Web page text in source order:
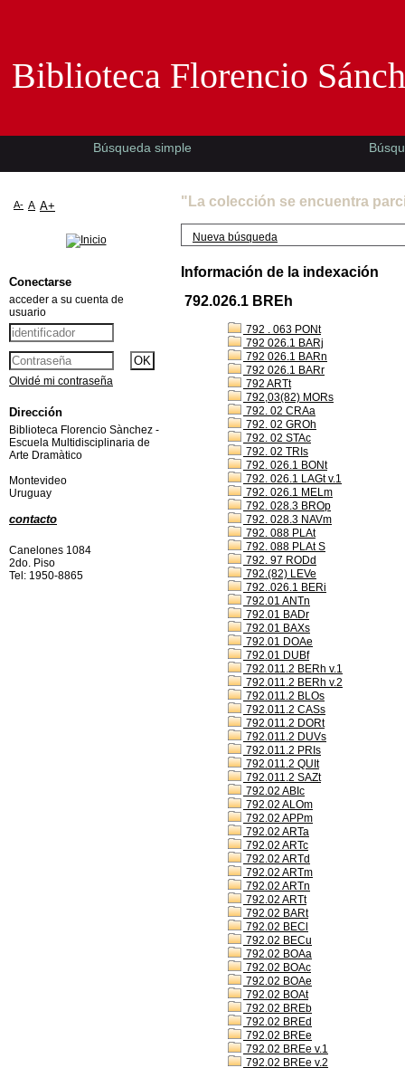
"La colección se encuentra
Nueva búsqueda
Información de la indexación
792.026.1 BREh
792 . 063 PONt
792 026.1 BARj
792 026.1 BARn
792 026.1 BARr
792 ARTt
792,03(82) MORs
792. 02 CRAa
792. 02 GROh
792. 02 STAc
792. 02 TRIs
792. 026.1 BONt
792. 026.1 LAGt v.1
792. 026.1 MELm
792. 028.3 BROp
792. 028.3 NAVm
792. 088 PLAt
792. 088 PLAt S
792. 97 RODd
792.(82) LEVe
792..026.1 BERi
792.01 ANTn
792.01 BADr
792.01 BAXs
792.01 DOAe
792.01 DUBf
792.011.2 BERh v.1
792.011.2 BERh v.2
792.011.2 BLOs
792.011.2 CASs
792.011.2 DORt
792.011.2 DUVs
792.011.2 PRIs
792.011.2 QUIt
792.011.2 SAZt
792.02 ABIc
792.02 ALOm
792.02 APPm
792.02 ARTa
792.02 ARTc
792.02 ARTd
792.02 ARTm
792.02 ARTn
792.02 ARTt
792.02 BARt
792.02 BECl
792.02 BECu
792.02 BOAa
792.02 BOAc
792.02 BOAe
792.02 BOAt
792.02 BREb
792.02 BREd
792.02 BREe
792.02 BREe v.1
792.02 BREe v.2
Biblioteca Florencio
Búsqueda simple
A- A A+
Conectarse
acceder a su cuenta de
usuario
Olvidé mi contraseña
Dirección
Biblioteca Florencio Sànchez -
Escuela Multidisciplinaria de
Arte Dramàtico
Montevideo
Uruguay
contacto
Canelones 1084
2do. Piso
Tel: 1950-8865